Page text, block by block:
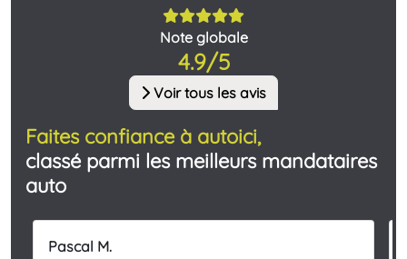
Note globale
4.9/5
Voir tous les avis
Faites confiance à autoici,
classé parmi les meilleurs mandataires
auto
Pascal M.